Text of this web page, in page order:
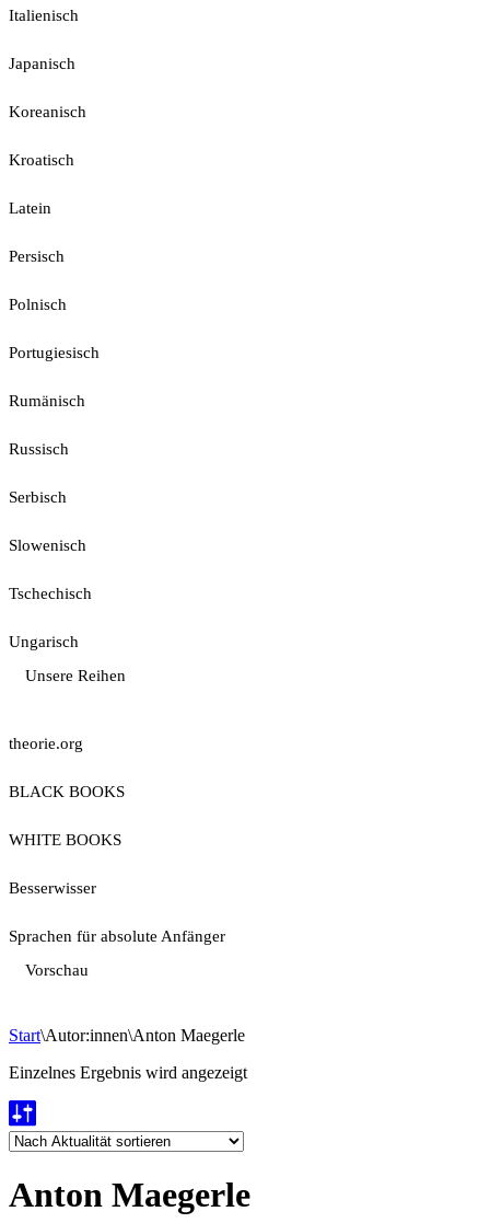
Italienisch
Japanisch
Koreanisch
Kroatisch
Latein
Persisch
Polnisch
Portugiesisch
Rumänisch
Russisch
Serbisch
Slowenisch
Tschechisch
Ungarisch
Unsere Reihen
theorie.org
BLACK BOOKS
WHITE BOOKS
Besserwisser
Sprachen für absolute Anfänger
Vorschau
Start\Autor:innen\Anton Maegerle
Einzelnes Ergebnis wird angezeigt
Anton Maegerle